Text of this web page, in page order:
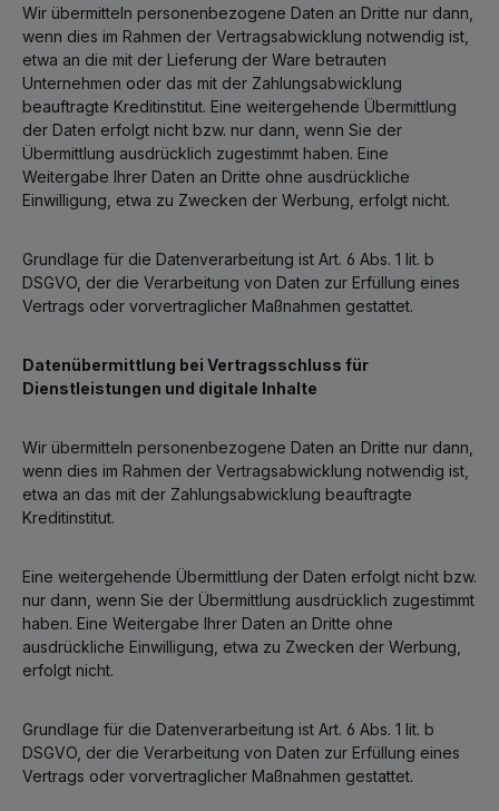
Wir übermitteln personenbezogene Daten an Dritte nur dann,
wenn dies im Rahmen der Vertragsabwicklung notwendig ist,
etwa an die mit der Lieferung der Ware betrauten
Unternehmen oder das mit der Zahlungsabwicklung
beauftragte Kreditinstitut. Eine weitergehende Übermittlung
der Daten erfolgt nicht bzw. nur dann, wenn Sie der
Übermittlung ausdrücklich zugestimmt haben. Eine
Weitergabe Ihrer Daten an Dritte ohne ausdrückliche
Einwilligung, etwa zu Zwecken der Werbung, erfolgt nicht.
Grundlage für die Datenverarbeitung ist Art. 6 Abs. 1 lit. b
DSGVO, der die Verarbeitung von Daten zur Erfüllung eines
Vertrags oder vorvertraglicher Maßnahmen gestattet.
Datenübermittlung bei Vertragsschluss für
Dienstleistungen und digitale Inhalte
Wir übermitteln personenbezogene Daten an Dritte nur dann,
wenn dies im Rahmen der Vertragsabwicklung notwendig ist,
etwa an das mit der Zahlungsabwicklung beauftragte
Kreditinstitut.
Eine weitergehende Übermittlung der Daten erfolgt nicht bzw.
nur dann, wenn Sie der Übermittlung ausdrücklich zugestimmt
haben. Eine Weitergabe Ihrer Daten an Dritte ohne
ausdrückliche Einwilligung, etwa zu Zwecken der Werbung,
erfolgt nicht.
Grundlage für die Datenverarbeitung ist Art. 6 Abs. 1 lit. b
DSGVO, der die Verarbeitung von Daten zur Erfüllung eines
Vertrags oder vorvertraglicher Maßnahmen gestattet.